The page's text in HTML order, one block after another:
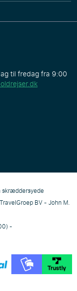
til fredag fra 9:00
skræddersyede
BV - John M.
-